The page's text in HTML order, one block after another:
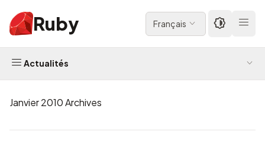
Ruby Français
Actualités
Janvier 2010 Archives